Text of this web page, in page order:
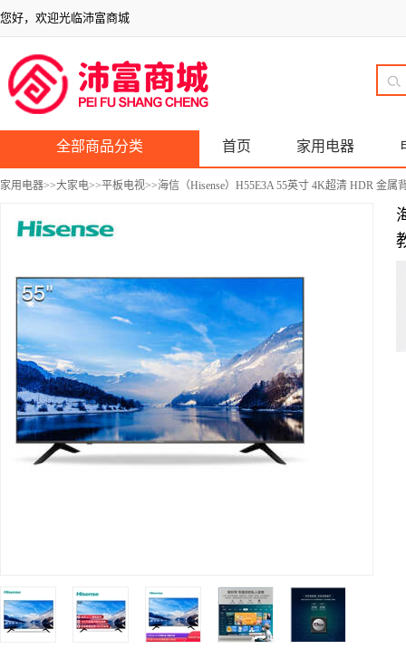
您好，欢迎光临沛富商城
全部商品分类 首页 家用电器
家用电器>>大家电>>平板电视>>海信（Hisense）H55E3A 55英寸 4K超清 HDR 金